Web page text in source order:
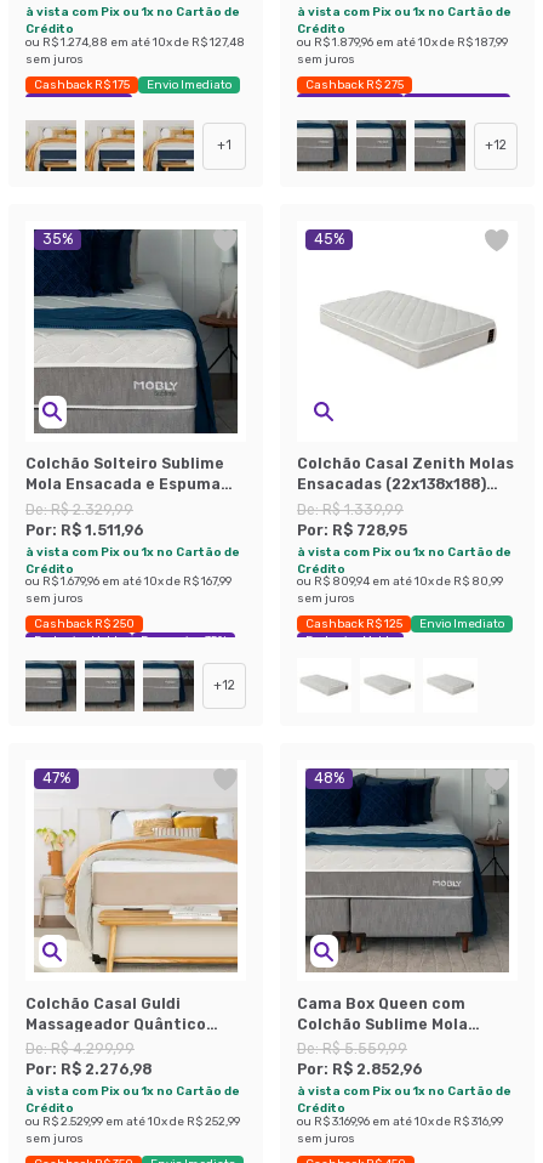
à vista com Pix ou 1x no Cartão de
Crédito
ou R$ 1.274,88 em até10x de R$ 127,48
sem juros
Cashback R$ 175
Envio Imediato
Exclusivo Mobly
+1
à vista com Pix ou 1x no Cartão de
Crédito
ou R$ 1.879,96 em até10x de R$ 187,99
sem juros
Cashback R$ 275
Exclusivo Mobly
Economize 40%
+12
35%
Colchão Solteiro Sublime
Mola Ensacada e Espuma
Viscoelástica (32x88x188)
Cinza e Branco
De:R$ 2.329,99
Por: R$ 1.511,96
à vista com Pix ou 1x no Cartão de
Crédito
ou R$ 1.679,96 em até10x de R$ 167,99
sem juros
Cashback R$ 250
Exclusivo Mobly
Economize 35%
+12
45%
Colchão Casal Zenith Molas
Ensacadas (22x138x188)
Branco
De:R$ 1.339,99
Por: R$ 728,95
à vista com Pix ou 1x no Cartão de
Crédito
ou R$ 809,94 em até10x de R$ 80,99
sem juros
Cashback R$ 125
Envio Imediato
Exclusivo Mobly
47%
Colchão Casal Guldi
Massageador Quântico
Molas Ensacadas
(30x138x188) Branco e Bege
De:R$ 4.299,99
Por: R$ 2.276,98
à vista com Pix ou 1x no Cartão de
Crédito
ou R$ 2.529,99 em até10x de R$ 252,99
sem juros
48%
Cama Box Queen com
Colchão Sublime Mola
Ensacada e Espuma
Viscoelástica (32x158x198)
Cinza e Branco
De:R$ 5.559,99
Por: R$ 2.852,96
à vista com Pix ou 1x no Cartão de
Crédito
ou R$ 3.169,96 em até10x de R$ 316,99
sem juros